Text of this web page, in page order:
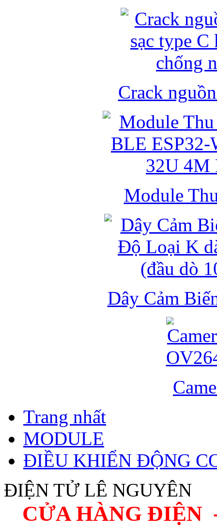
Crack
Module
Dây Cảm
Trang nhất
MODULE
ĐIỀU KHIỂN ĐỘNG
ĐIỆN TỬ LÊ NGUYÊN
CỬA HÀNG ĐIỆN